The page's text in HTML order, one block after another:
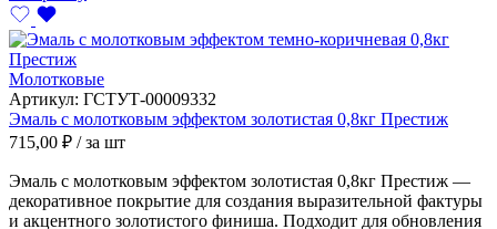
Молотковые
Артикул: ГСТУТ-00009332
Эмаль с молотковым эффектом золотистая 0,8кг Престиж
715,00 ₽ / за шт
Эмаль с молотковым эффектом золотистая 0,8кг Престиж —
декоративное покрытие для создания выразительной фактуры
и акцентного золотистого финиша. Подходит для обновления